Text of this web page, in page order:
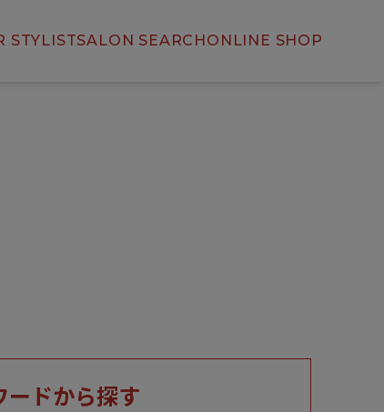
STYLISTSALON SEARCHONLINE SHOP
ードから探す